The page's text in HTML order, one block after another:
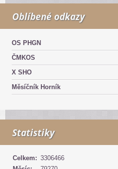
Oblíbené odkazy
OS PHGN
ČMKOS
X SHO
Měsíčník Horník
Statistiky
Celkem: 3306466